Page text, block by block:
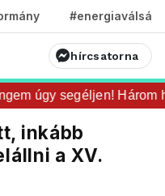
#energiaválság
hírcsatorna
úgy segéljen! Három
inkább
a XV.